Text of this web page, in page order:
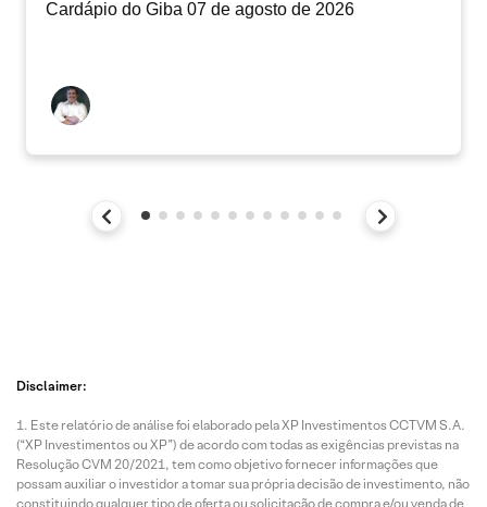
Cardápio do Giba 07 de agosto de 2026
Disclaimer:
Este relatório de análise foi elaborado pela XP Investimentos CCTVM S.A.
(“XP Investimentos ou XP”) de acordo com todas as exigências previstas na
Resolução CVM 20/2021, tem como objetivo fornecer informações que
possam auxiliar o investidor a tomar sua própria decisão de investimento, não
constituindo qualquer tipo de oferta ou solicitação de compra e/ou venda de